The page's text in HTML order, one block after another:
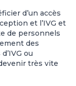
d’un accès
et l’IVG et
de personnels
des
ou
très vite